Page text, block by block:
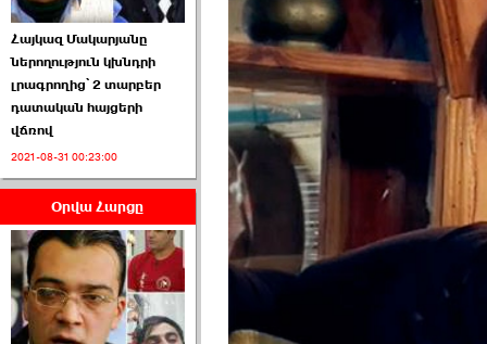
ՏԵՍԱՆՅՈՒԹ․ Ի՞նչ
իրավիճակ է այս ›››
2026-07-04 10:40:00
Հայկազ Մակարյանը
ներողություն կխնդրի
լրագրողից՝ 2 տարբեր
դատական հայցերի
վճռով
2021-08-31 00:23:00
Օրվա Հարցը